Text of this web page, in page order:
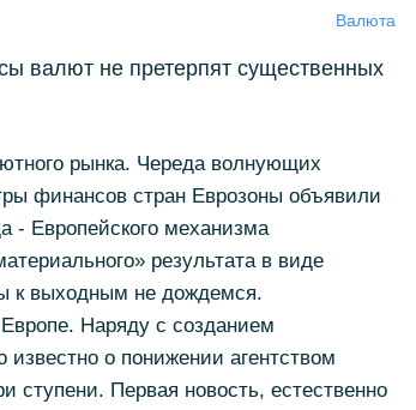
Валюта
валют не претерпят существенных
рынка. Череда волнующих
финансов стран Еврозоны объявили
- Европейского механизма
результата в виде
к выходным не дождемся.
Наряду с созданием
о понижении агентством
ступени. Первая новость, естественно